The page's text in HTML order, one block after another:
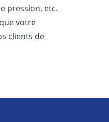
pression, etc.
votre
clients de